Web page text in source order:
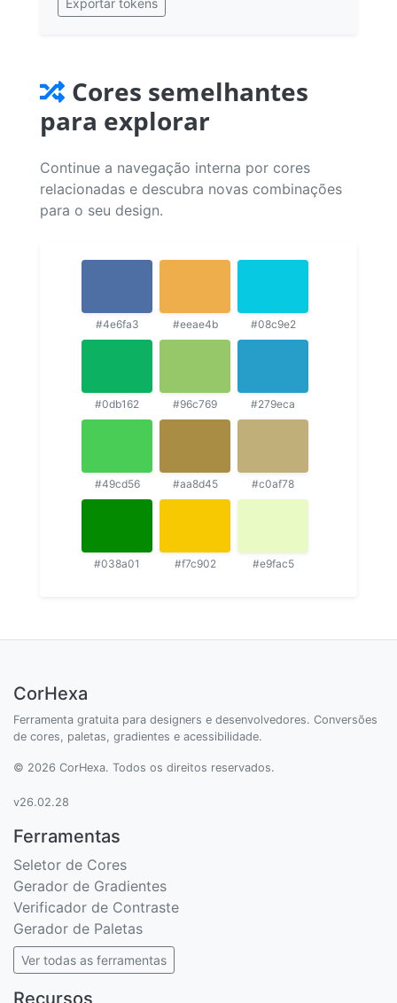
Cores semelhantes
para explorar
Continue a navegação interna por cores
relacionadas e descubra novas combinações
para o seu design.
#4e6fa3 #eeae4b #08c9e2
#0db162 #96c769 #279eca
#49cd56 #aa8d45 #c0af78
#038a01 #f7c902 #e9fac5
CorHexa
Ferramenta gratuita para designers e desenvolvedores. Conversões
de cores, paletas, gradientes e acessibilidade.
© 2026 CorHexa. Todos os direitos reservados.
v26.02.28
Ferramentas
Seletor de Cores
Gerador de Gradientes
Verificador de Contraste
Gerador de Paletas
Ver todas as ferramentas
Recursos